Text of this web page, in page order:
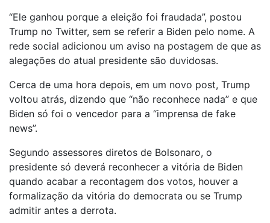
“Ele ganhou porque a eleição foi fraudada”, postou
Trump no Twitter, sem se referir a Biden pelo nome. A
rede social adicionou um aviso na postagem de que as
alegações do atual presidente são duvidosas.
Cerca de uma hora depois, em um novo post, Trump
voltou atrás, dizendo que “não reconhece nada” e que
Biden só foi o vencedor para a “imprensa de fake
news”.
Segundo assessores diretos de Bolsonaro, o
presidente só deverá reconhecer a vitória de Biden
quando acabar a recontagem dos votos, houver a
formalização da vitória do democrata ou se Trump
admitir antes a derrota.